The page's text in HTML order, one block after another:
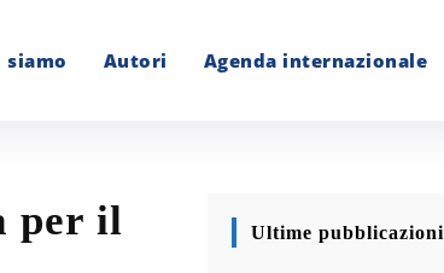
siamo Autori Agenda internazionale
per il
Ultime pubblicazioni